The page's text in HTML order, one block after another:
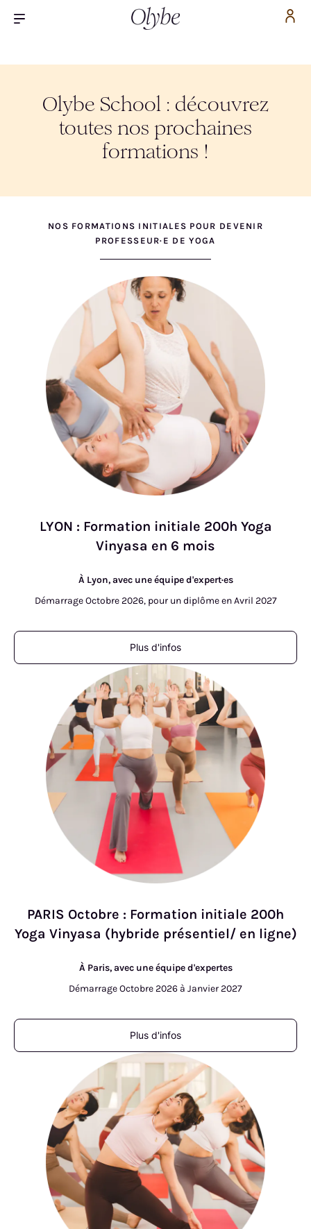
Olybe School : découvrez
toutes nos prochaines
formations !
NOS FORMATIONS INITIALES POUR DEVENIR
PROFESSEUR·E DE YOGA
LYON : Formation initiale 200h Yoga
Vinyasa en 6 mois
À Lyon, avec une équipe d'expert·es
Démarrage Octobre 2026, pour un diplôme en Avril 2027
Plus d'infos
PARIS Octobre : Formation initiale 200h
Yoga Vinyasa (hybride présentiel/ en ligne)
À Paris, avec une équipe d'expertes
Démarrage Octobre 2026 à Janvier 2027
Plus d'infos